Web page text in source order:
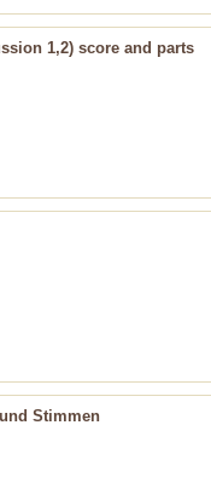
1,2) score and parts
Stimmen